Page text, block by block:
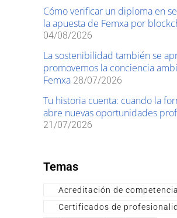
Cómo verificar un diploma en
la apuesta de Femxa por
04/08/2026
La sostenibilidad también se
promovemos la conciencia
Femxa 28/07/2026
Tu historia cuenta: cuando la
abre nuevas oportunidades
21/07/2026
Temas
Acreditación de
Certificados de